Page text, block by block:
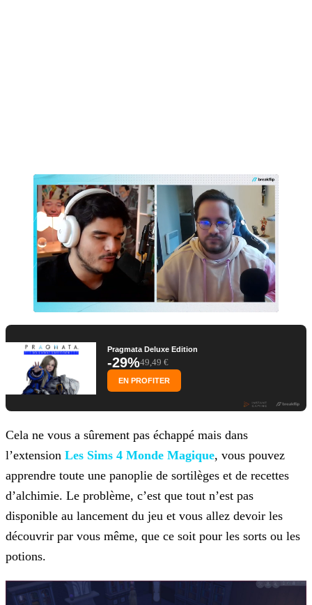
Pragmata Deluxe Edition
-29%49,49 €
EN PROFITER
Cela ne vous a sûrement pas échappé mais dans
l’extension Les Sims 4 Monde Magique, vous pouvez
apprendre toute une panoplie de sortilèges et de recettes
d’alchimie. Le problème, c’est que tout n’est pas
disponible au lancement du jeu et vous allez devoir les
découvrir par vous même, que ce soit pour les sorts ou les
potions.